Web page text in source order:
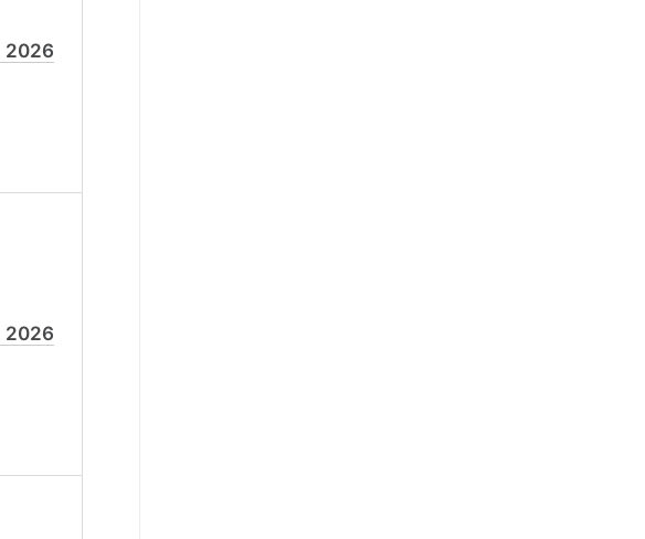
2026
2026